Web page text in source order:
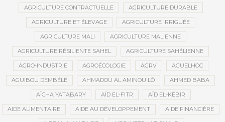
AGRICULTURE CONTRACTUELLE AGRICULTURE DURABLE
AGRICULTURE ET ÉLEVAGE AGRICULTURE IRRIGUÉE
AGRICULTURE MALI AGRICULTURE MALIENNE
AGRICULTURE RÉSILIENTE SAHEL AGRICULTURE SAHÉLIENNE
AGRO-INDUSTRIE AGROÉCOLOGIE AGRV AGUELHOC
AGUIBOU DEMBÉLÉ AHMADOU AL AMINOU LÔ AHMED BABA
AÏCHA YATABARY AÏD EL-FITR AÏD EL-KÉBIR
AIDE ALIMENTAIRE AIDE AU DÉVELOPPEMENT AIDE FINANCIÈRE